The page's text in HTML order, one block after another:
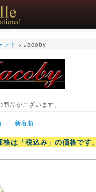
フト > Jacoby
商品がございます。
新着順
格は「税込み」の価格です。